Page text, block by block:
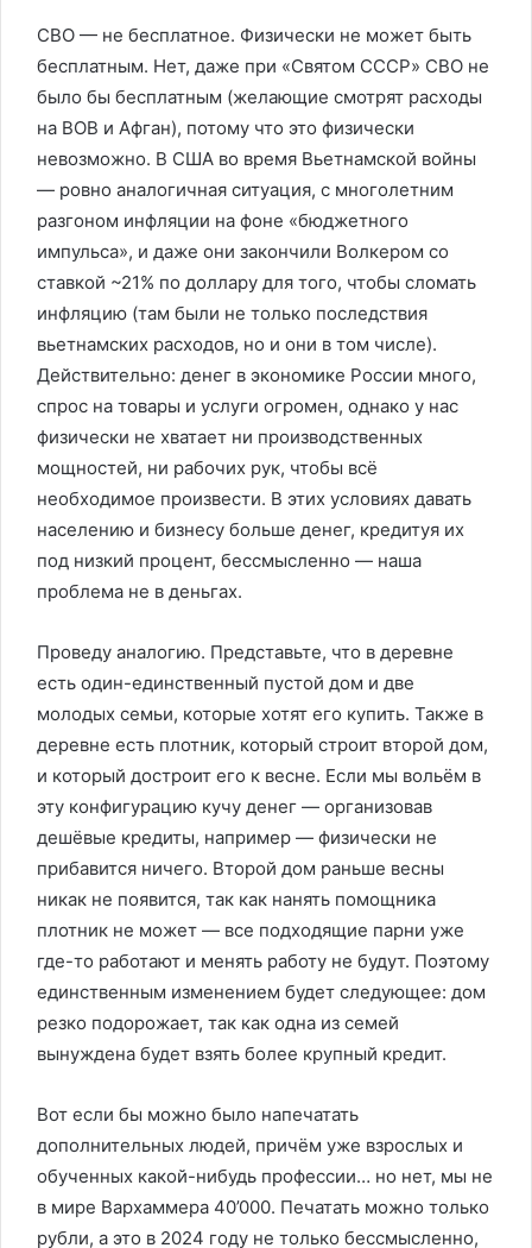
СВО — не бесплатное. Физически не может быть
бесплатным. Нет, даже при «Святом СССР» СВО не
было бы бесплатным (желающие смотрят расходы
на ВОВ и Афган), потому что это физически
невозможно. В США во время Вьетнамской войны
— ровно аналогичная ситуация, с многолетним
разгоном инфляции на фоне «бюджетного
импульса», и даже они закончили Волкером со
ставкой ~21% по доллару для того, чтобы сломать
инфляцию (там были не только последствия
вьетнамских расходов, но и они в том числе).
Действительно: денег в экономике России много,
спрос на товары и услуги огромен, однако у нас
физически не хватает ни производственных
мощностей, ни рабочих рук, чтобы всё
необходимое произвести. В этих условиях давать
населению и бизнесу больше денег, кредитуя их
под низкий процент, бессмысленно — наша
проблема не в деньгах.
Проведу аналогию. Представьте, что в деревне
есть один-единственный пустой дом и две
молодых семьи, которые хотят его купить. Также в
деревне есть плотник, который строит второй дом,
и который достроит его к весне. Если мы вольём в
эту конфигурацию кучу денег — организовав
дешёвые кредиты, например — физически не
прибавится ничего. Второй дом раньше весны
никак не появится, так как нанять помощника
плотник не может — все подходящие парни уже
где-то работают и менять работу не будут. Поэтому
единственным изменением будет следующее: дом
резко подорожает, так как одна из семей
вынуждена будет взять более крупный кредит.
Вот если бы можно было напечатать
дополнительных людей, причём уже взрослых и
обученных какой-нибудь профессии… но нет, мы не
в мире Вархаммера 40’000. Печатать можно только
рубли, а это в 2024 году не только бессмысленно,